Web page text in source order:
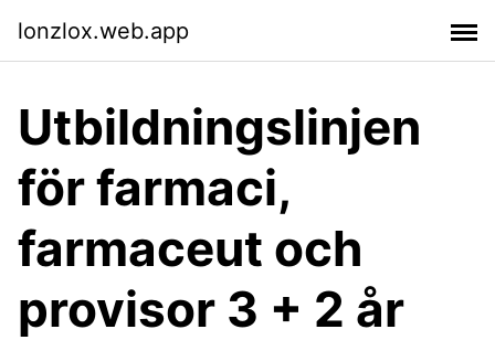
lonzlox.web.app
Utbildningslinjen
för farmaci,
farmaceut och
provisor 3 + 2 år